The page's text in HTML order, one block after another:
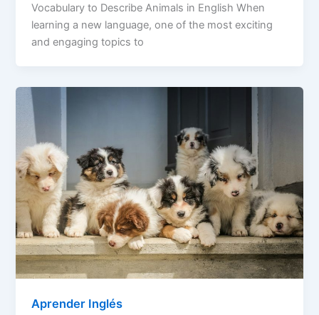
Vocabulary to Describe Animals in English When
learning a new language, one of the most exciting
and engaging topics to
Aprender Inglés